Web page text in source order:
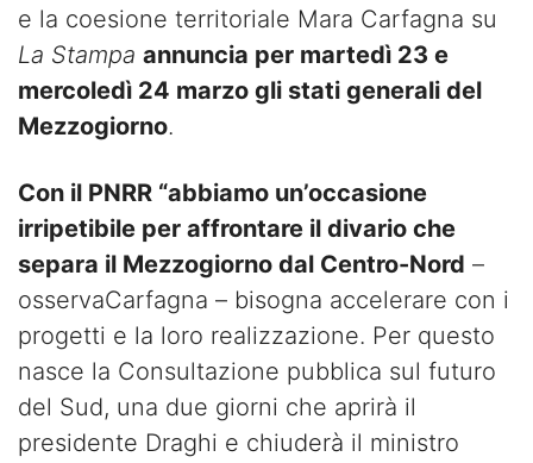
e la coesione territoriale Mara Carfagna su
La Stampa annuncia per martedì 23 e
mercoledì 24 marzo gli stati generali del
Mezzogiorno.
Con il PNRR “abbiamo un’occasione
irripetibile per affrontare il divario che
separa il Mezzogiorno dal Centro-Nord –
osservaCarfagna – bisogna accelerare con i
progetti e la loro realizzazione. Per questo
nasce la Consultazione pubblica sul futuro
del Sud, una due giorni che aprirà il
presidente Draghi e chiuderà il ministro